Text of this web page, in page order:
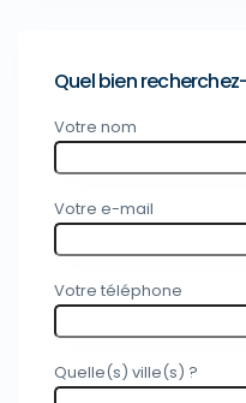
Quel bien
Votre nom
Votre e-mail
Votre téléphone
Quelle(s) ville(s) ?